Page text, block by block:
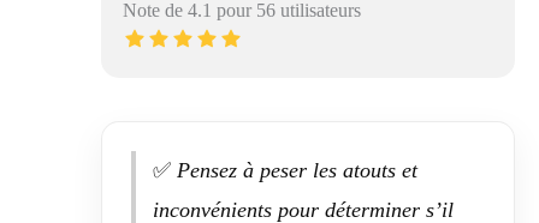
Note de 4.1 pour 56 utilisateurs
✅ Pensez à peser les atouts et
inconvénients pour déterminer s’il